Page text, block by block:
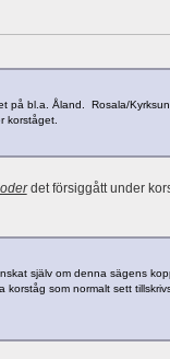
på bl.a. Åland. Rosala/
korståget.
det försiggått under
själv om denna sägens
som normalt sett